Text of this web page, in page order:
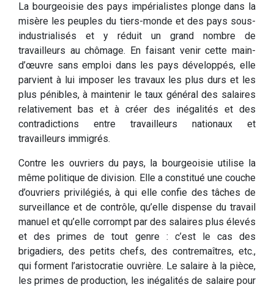
La bourgeoisie des pays impérialistes plonge dans la
misère les peuples du tiers-monde et des pays sous-
industrialisés et y réduit un grand nombre de
travailleurs au chômage. En faisant venir cette main-
d’œuvre sans emploi dans les pays développés, elle
parvient à lui imposer les travaux les plus durs et les
plus pénibles, à maintenir le taux général des salaires
relativement bas et à créer des inégalités et des
contradictions entre travailleurs nationaux et
travailleurs immigrés.
Contre les ouvriers du pays, la bourgeoisie utilise la
même politique de division. Elle a constitué une couche
d’ouvriers privilégiés, à qui elle confie des tâches de
surveillance et de contrôle, qu’elle dispense du travail
manuel et qu’elle corrompt par des salaires plus élevés
et des primes de tout genre : c’est le cas des
brigadiers, des petits chefs, des contremaîtres, etc.,
qui forment l’aristocratie ouvrière. Le salaire à la pièce,
les primes de production, les inégalités de salaire pour